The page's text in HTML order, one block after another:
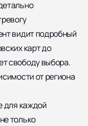
видит подробный
карт до
свободу выбора.
от региона
для каждой
только